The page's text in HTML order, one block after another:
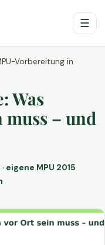
☰
Vorbereitung in
Was
– und
eigene MPU 2015